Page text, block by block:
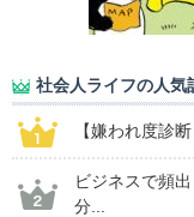
社会人ライフの人気
【嫌われ度診
ビジネスで頻
分...